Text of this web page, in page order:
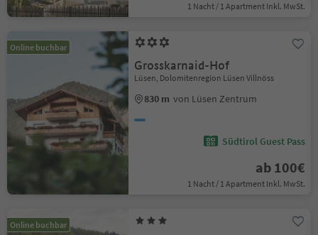
1 Nacht / 1 Apartment Inkl. MwSt.
Online buchbar
Grosskarnaid-Hof
Lüsen, Dolomitenregion Lüsen Villnöss
830 m von Lüsen Zentrum
Südtirol Guest Pass
ab 100€
1 Nacht / 1 Apartment Inkl. MwSt.
Online buchbar